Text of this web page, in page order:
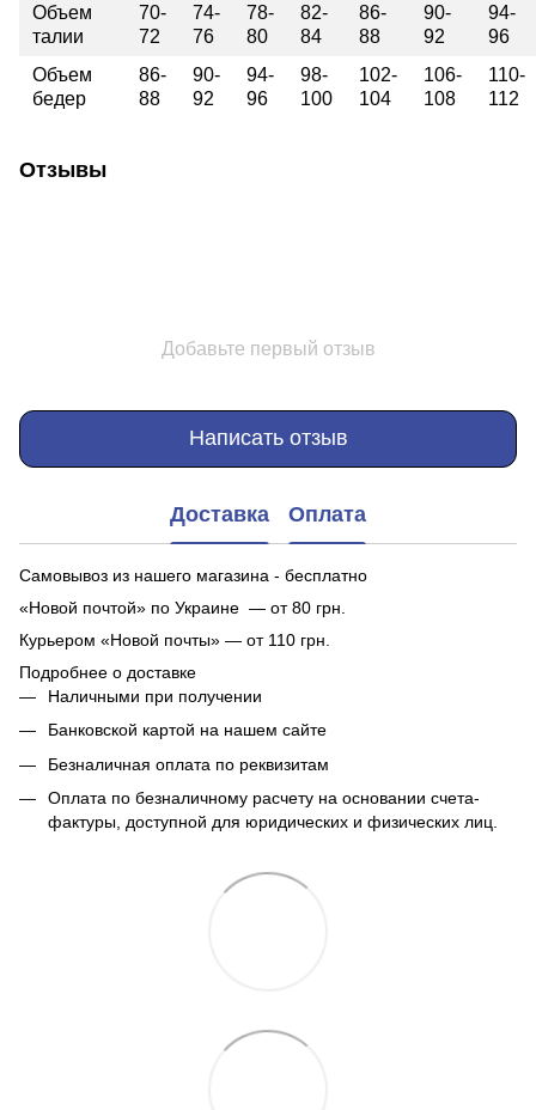
Объем
талии
70-
72
74-
76
78-
80
82-
84
86-
88
90-
92
94-
96
Объем
бедер
86-
88
90-
92
94-
96
98-
100
102-
104
106-
108
110-
112
Отзывы
Добавьте первый отзыв
Написать отзыв
Доставка Оплата
Самовывоз из нашего магазина - бесплатно
«Новой почтой» по Украине — от 80 грн.
Курьером «Новой почты» — от 110 грн.
Подробнее о доставке
Наличными при получении
Банковской картой на нашем сайте
Безналичная оплата по реквизитам
Оплата по безналичному расчету на основании счета-
фактуры, доступной для юридических и физических лиц.